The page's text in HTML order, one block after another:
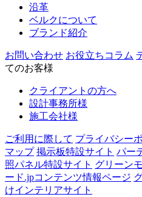
沿革
ベルクについて
ブランド紹介
お問い合わせ お役立ちコラム
てのお客様
クライアントの方へ
設計事務所様
施工会社様
ご利用に際して プライバシー
マップ 掲示板特設サイト パー
照パネル特設サイト グリーン
ード.jpコンテンツ情報ページ
けインテリアサイト